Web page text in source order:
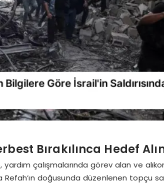
Bırakılınca Hedef
çalışmalarında görev alan ve
doğusunda düzenlenen topçu